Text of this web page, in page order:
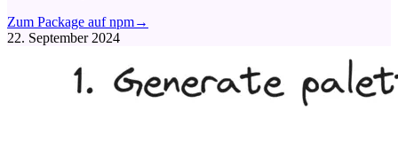
Zum Package auf npm→
22. September 2024